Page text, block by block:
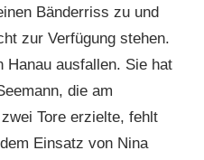
Bänderriss zu und
zur Verfügung stehen.
Hanau ausfallen. Sie hat
die am
Tore erzielte, fehlt
Einsatz von Nina